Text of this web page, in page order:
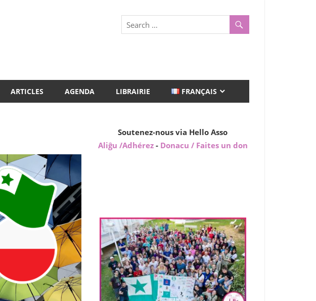
ARTICLES AGENDA LIBRAIRIE FRANÇAIS
Soutenez-nous via Hello Asso
Aliĝu /Adhérez - Donacu / Faites un don